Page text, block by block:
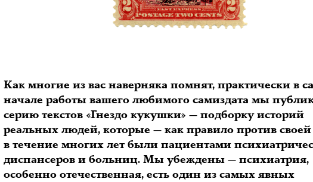
Как многие из вас наверняка помнят, практически в
начале работы вашего любимого самиздата мы
серию текстов «Гнездо кукушки» — подборку историй
реальных людей, которые — как правило против
в течение многих лет были пациентами
диспансеров и больниц. Мы убеждены — психиатрия,
особенно отечественная, есть один из самых явных